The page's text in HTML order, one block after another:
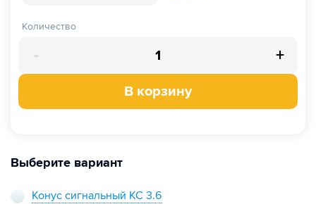
Количество
- +
В корзину
Выберите вариант
Конус сигнальный КС 3.6